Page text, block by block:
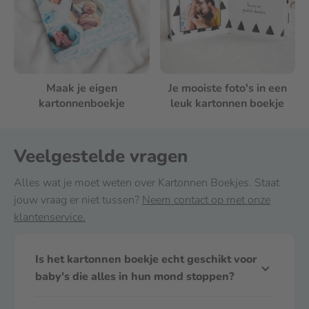
Maak je eigen
kartonnenboekje
Je mooiste foto's in een
leuk kartonnen boekje
Veelgestelde vragen
Alles wat je moet weten over Kartonnen Boekjes. Staat
jouw vraag er niet tussen? Neem contact op met onze
klantenservice.
Is het kartonnen boekje echt geschikt voor
baby's die alles in hun mond stoppen?